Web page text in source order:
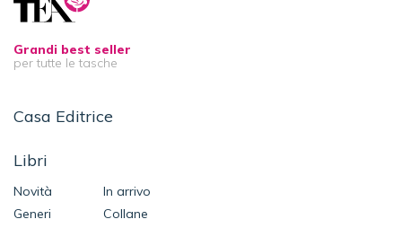
Grandi best seller
per tutte le tasche
Casa Editrice
Libri
Novità
In arrivo
Generi
Collane